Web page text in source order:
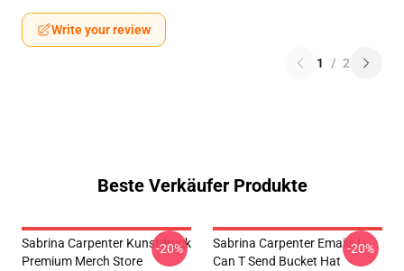
Write your review
1 / 2
Beste Verkäufer Produkte
Sabrina Carpenter Kunstdruck
Premium Merch Store
-20%
Sabrina Carpenter Emails I
Can T Send Bucket Hat
-20%